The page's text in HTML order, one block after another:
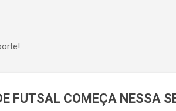
FUTSAL COMEÇA NESSA